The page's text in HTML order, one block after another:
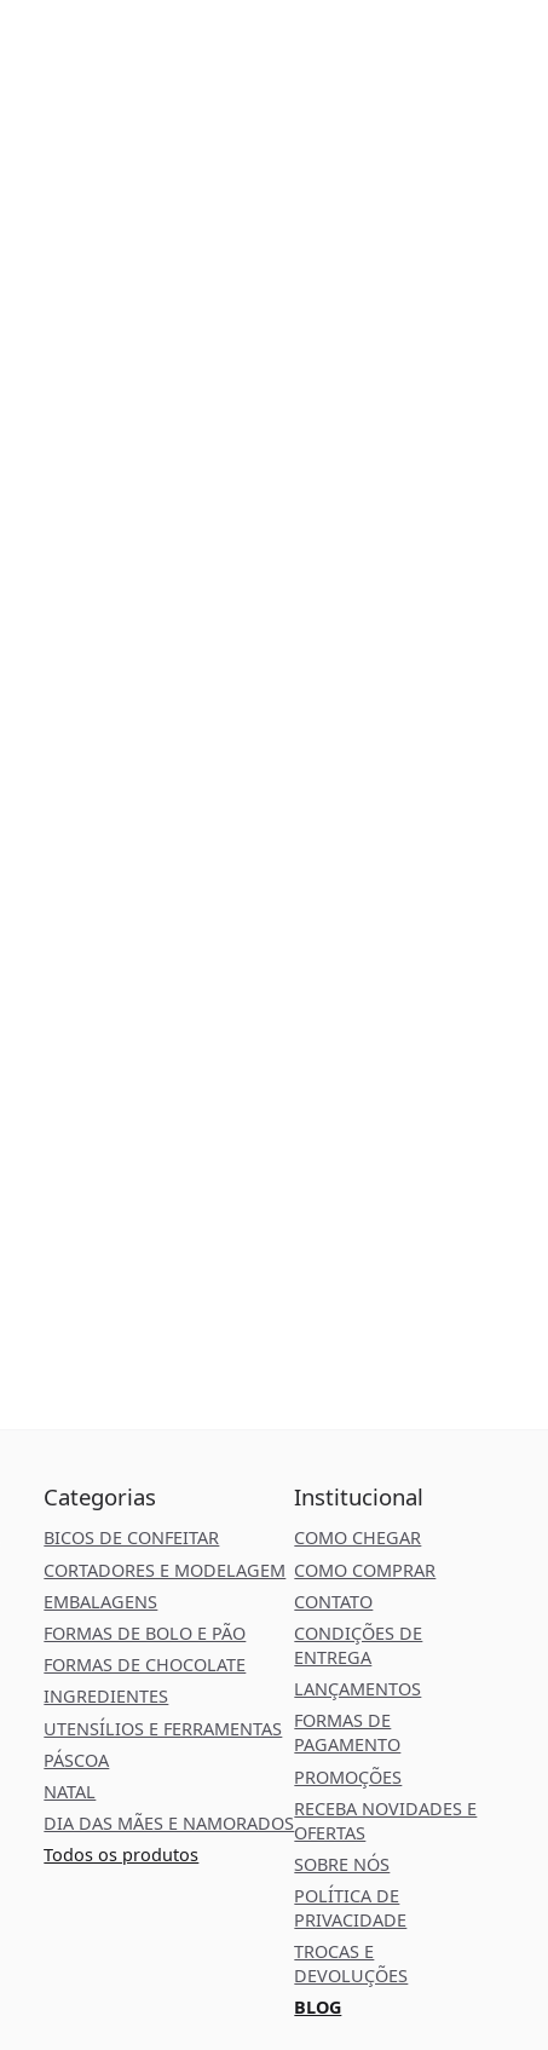
Categorias
BICOS DE CONFEITAR
CORTADORES E MODELAGEM
EMBALAGENS
FORMAS DE BOLO E PÃO
FORMAS DE CHOCOLATE
INGREDIENTES
UTENSÍLIOS E FERRAMENTAS
PÁSCOA
NATAL
DIA DAS MÃES E NAMORADOS
Todos os produtos
Institucional
COMO CHEGAR
COMO COMPRAR
CONTATO
CONDIÇÕES DE
ENTREGA
LANÇAMENTOS
FORMAS DE
PAGAMENTO
PROMOÇÕES
RECEBA NOVIDADES E
OFERTAS
SOBRE NÓS
POLÍTICA DE
PRIVACIDADE
TROCAS E
DEVOLUÇÕES
BLOG